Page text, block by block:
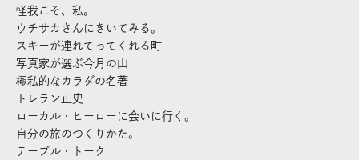
怪我こそ、私。
ウチサカさんにきいてみる。
スキーが連れてってくれる町
写真家が選ぶ今月の山
極私的なカラダの名著
トレラン正史
ローカル・ヒーローに会いに行く。
自分の旅のつくりかた。
テーブル・トーク